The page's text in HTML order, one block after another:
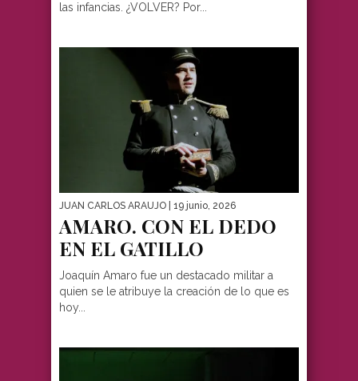
las infancias. ¿VOLVER? Por...
JUAN CARLOS ARAUJO | 19 junio, 2026
AMARO. CON EL DEDO
EN EL GATILLO
Joaquín Amaro fue un destacado militar a
quien se le atribuye la creación de lo que es
hoy...